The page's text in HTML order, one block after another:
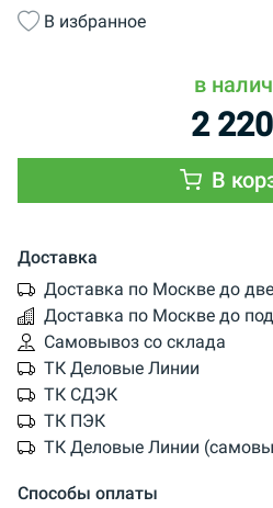
В избранное
в
2 220
В
Доставка
Доставка по Москве до
Доставка по Москве до
Самовывоз со склада
ТК Деловые Линии
ТК СДЭК
ТК ПЭК
ТК Деловые Линии
Способы оплаты